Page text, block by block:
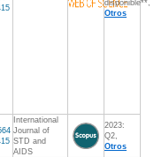
disponible**,
Otros
International
Journal of
STD and
AIDS
2023:
Q2,
Otros